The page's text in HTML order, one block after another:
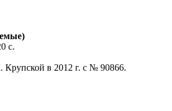
с.
Крупской в 2012 г. с № 90866.